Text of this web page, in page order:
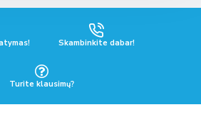
Skambinkite dabar!
Turite klausimų?